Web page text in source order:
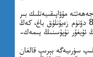
مۇۋاپىقىيەتلىك بىر
شىركەت بولۇپ تونۇلماقتا. ئۇيغۇرلار بىر قانچە بىنزىن ئىستاسيونى ئىشلىتىپلا قالماي، 800 دۆنۈم زەيۇنلۇق باغ، كەڭ
مۇنبەت ئېتىز –ئېرىقلارنى پەرۋىش قىلىپ ھالال ئەمگىكى بىلەن 10 مىڭ ئۇيغۇر نۇپۇسنىڭ يىمەك-
سۈرىيەگە بېرىپ قالغان